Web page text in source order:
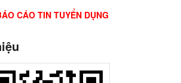
CÁO TIN TUYỂN DỤNG